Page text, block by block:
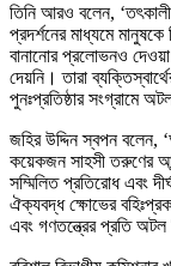
তিনি আরও বলেন,
প্রদর্শনের মাধ্যমে
বানানোর প্রলোভনও
দেয়নি। তারা
পুনঃপ্রতিষ্ঠার সংগ্রামে
জহির উদ্দিন স্বপন বলেন,
কয়েকজন সাহসী তরুণের
সম্মিলিত প্রতিরোধ এবং
ঐক্যবদ্ধ ক্ষোভের
এবং গণতন্ত্রের প্রতি অটল